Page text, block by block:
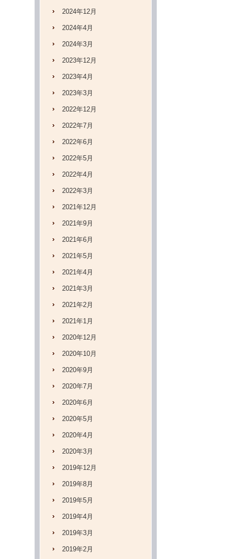
2024年12月
2024年4月
2024年3月
2023年12月
2023年4月
2023年3月
2022年12月
2022年7月
2022年6月
2022年5月
2022年4月
2022年3月
2021年12月
2021年9月
2021年6月
2021年5月
2021年4月
2021年3月
2021年2月
2021年1月
2020年12月
2020年10月
2020年9月
2020年7月
2020年6月
2020年5月
2020年4月
2020年3月
2019年12月
2019年8月
2019年5月
2019年4月
2019年3月
2019年2月